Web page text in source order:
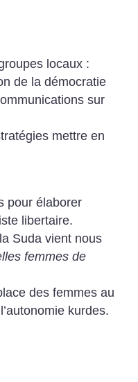
locaux :
de la démocratie
sur
mettre en
pour élaborer
libertaire.
Suda vient nous
femmes de
des femmes au
kurdes.